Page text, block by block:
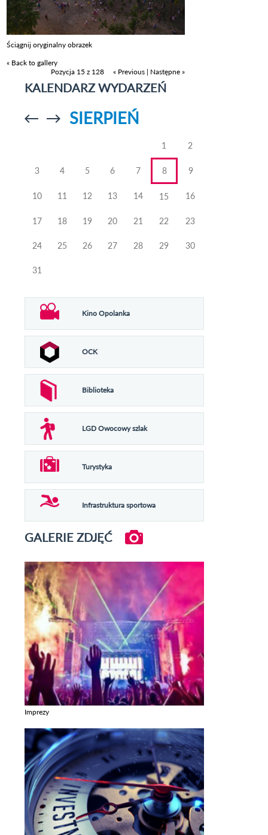
Ściągnij oryginalny obrazek
« Back to gallery
Pozycja 15 z 128
« Previous | Następne »
KALENDARZ WYDARZEŃ
Przejdź doPrzejdź do
SIERPIEŃ
1 2
3 4 5 6 7 8 9
10 11 12 13 14 15 16
17 18 19 20 21 22 23
24 25 26 27 28 29 30
31
Kino Opolanka
OCK
Biblioteka
LGD Owocowy szlak
Turystyka
Infrastruktura sportowa
GALERIE ZDJĘĆ
Imprezy